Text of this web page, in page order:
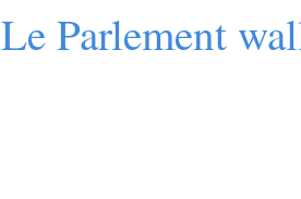
Le Parlement